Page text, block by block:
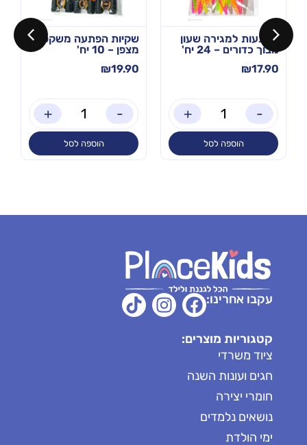
הפתעות למגירה שעון
מבוך כדורים – 24 יח'
₪17.90
-
+
הוספה לסל
שקיות הפתעה משקפת
מצפן – 10 יח'
₪19.90
-
+
הוספה לסל
עקבו אחרינו:
קטגוריות מוצרים:
ציוד משרדי
חגים ועונות השנה
חומרי יצירה
נושאים נלמדים
ימי הולדת